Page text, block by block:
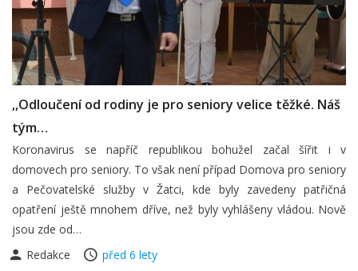
,,Odloučení od rodiny je pro seniory velice těžké. Náš
tým…
Koronavirus se napříč republikou bohužel začal šířit i v
domovech pro seniory. To však není případ Domova pro seniory
a Pečovatelské služby v Žatci, kde byly zavedeny patřičná
opatření ještě mnohem dříve, než byly vyhlášeny vládou. Nově
jsou zde od…
Redakce
před 6 lety